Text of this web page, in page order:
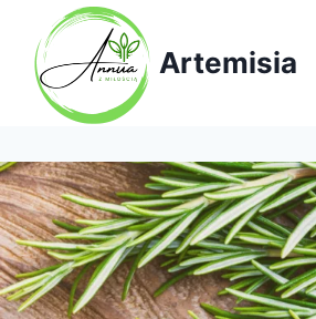
Artemisia